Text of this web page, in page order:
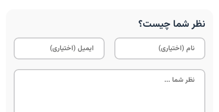
نظر شما چیست؟